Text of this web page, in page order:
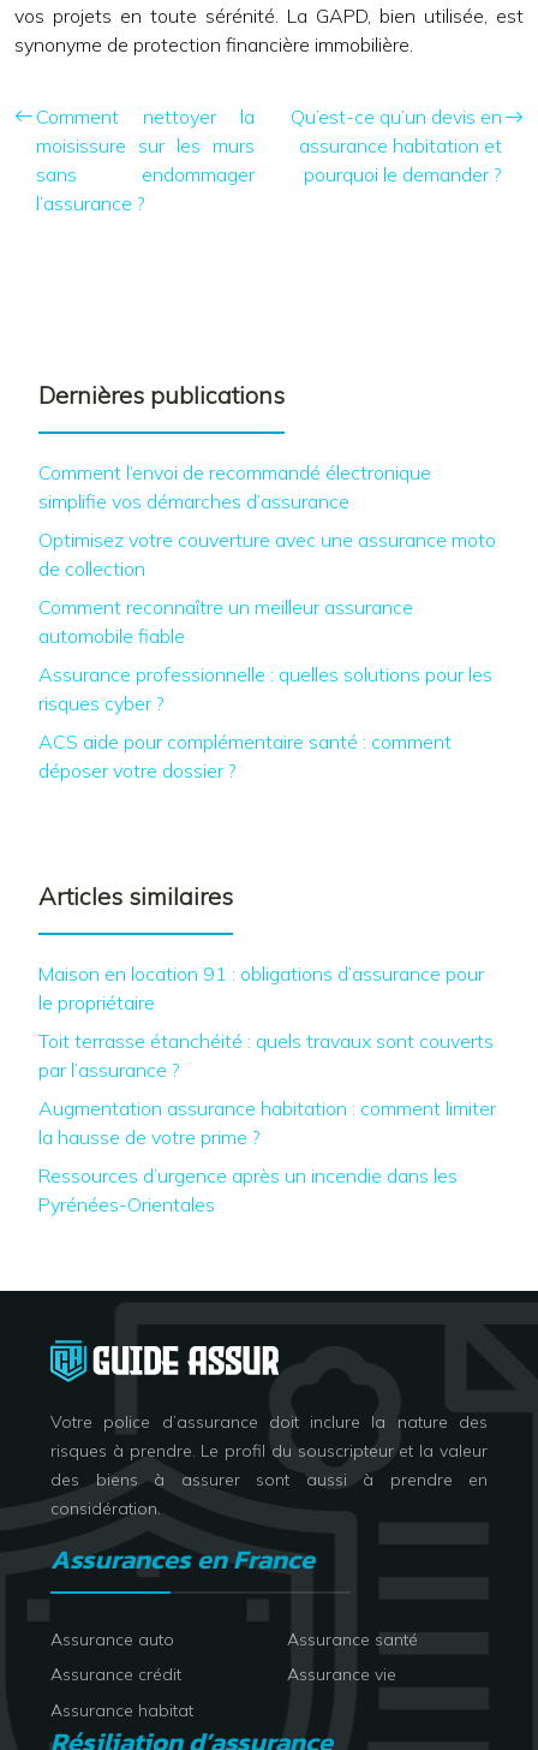
vos projets en toute sérénité. La GAPD, bien utilisée, est
synonyme de protection financière immobilière.
Comment nettoyer la
moisissure sur les murs
sans endommager
l’assurance ?
Qu’est-ce qu’un devis en
assurance habitation et
pourquoi le demander ?
Dernières publications
Comment l’envoi de recommandé électronique
simplifie vos démarches d’assurance
Optimisez votre couverture avec une assurance moto
de collection
Comment reconnaître un meilleur assurance
automobile fiable
Assurance professionnelle : quelles solutions pour les
risques cyber ?
ACS aide pour complémentaire santé : comment
déposer votre dossier ?
Articles similaires
Maison en location 91 : obligations d’assurance pour
le propriétaire
Toit terrasse étanchéité : quels travaux sont couverts
par l’assurance ?
Augmentation assurance habitation : comment limiter
la hausse de votre prime ?
Ressources d’urgence après un incendie dans les
Pyrénées-Orientales
Votre police d’assurance doit inclure la nature des
risques à prendre. Le profil du souscripteur et la valeur
des biens à assurer sont aussi à prendre en
considération.
Assurances en France
Assurance auto
Assurance crédit
Assurance habitat
Assurance santé
Assurance vie
Résiliation d’assurance